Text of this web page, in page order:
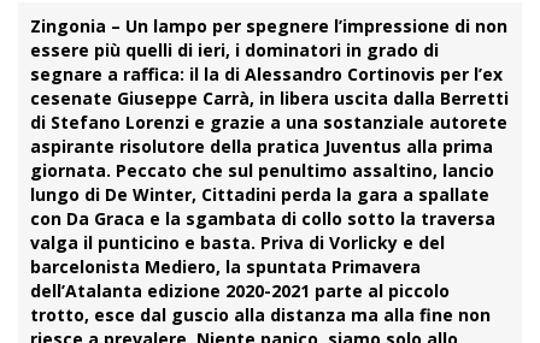
Zingonia – Un lampo per spegnere l’impressione di non
essere più quelli di ieri, i dominatori in grado di
segnare a raffica: il la di Alessandro Cortinovis per l’ex
cesenate Giuseppe Carrà, in libera uscita dalla Berretti
di Stefano Lorenzi e grazie a una sostanziale autorete
aspirante risolutore della pratica Juventus alla prima
giornata. Peccato che sul penultimo assaltino, lancio
lungo di De Winter, Cittadini perda la gara a spallate
con Da Graca e la sgambata di collo sotto la traversa
valga il punticino e basta. Priva di Vorlicky e del
barcelonista Mediero, la spuntata Primavera
dell’Atalanta edizione 2020-2021 parte al piccolo
trotto, esce dal guscio alla distanza ma alla fine non